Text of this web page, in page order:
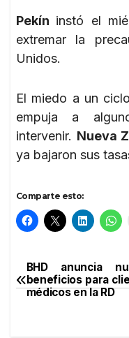
Pekín instó el
extremar la
Unidos.
El miedo a un
empuja a
intervenir. Nueva
ya bajaron sus
Comparte esto:
de
BHD anuncia
beneficios para
médicos en la RD